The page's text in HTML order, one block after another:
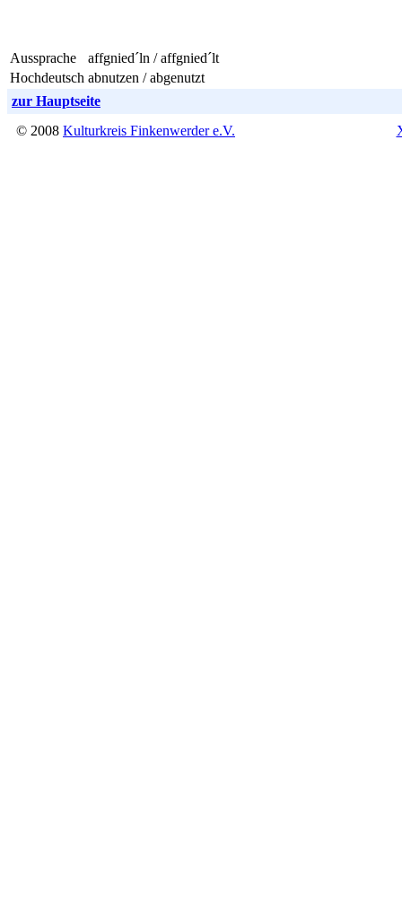
Aussprache
affgnied´ln / affgnied´lt
Hochdeutsch abnutzen / abgenutzt
zur Hauptseite
© 2008 Kulturkreis Finkenwerder e.V.